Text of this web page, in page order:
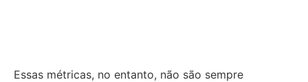
Essas métricas, no entanto, não são sempre